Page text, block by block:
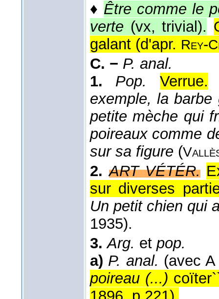
♦ Être comme le
verte (vx, trivial).
galant (d'apr. Rey-
C. − P. anal.
1.
Pop.
Verrue.
exemple, la
petite mèche qui
poireaux comme
sur sa figure (
2. ART VÉTÉR.
sur diverses
Un petit chien qui
1935).
3. Arg. et pop.
a) P. anal. (avec
poireau (...)